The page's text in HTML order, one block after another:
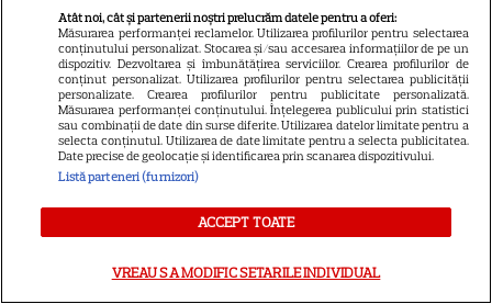
mariaj! S-a ales praful de
cuplul de aur din industria de
entertaining
Anunțul momentului! A vrut
să se știe de la ea! Elena Udrea
și Adrian Alexandrov, după 10
ani de relație și un copil rupt
din soare au...
Atât noi, cât și partenerii noștri prelucrăm datele pentru a oferi:
Măsurarea performanței reclamelor. Utilizarea profilurilor pentru selectarea
conținutului personalizat. Stocarea și/sau accesarea informațiilor de pe un
dispozitiv. Dezvoltarea și îmbunătățirea serviciilor. Crearea profilurilor de
conținut personalizat. Utilizarea profilurilor pentru selectarea publicității
personalizate. Crearea profilurilor pentru publicitate personalizată.
Măsurarea performanței conținutului. Înțelegerea publicului prin statistici
sau combinații de date din surse diferite. Utilizarea datelor limitate pentru a
selecta conținutul. Utilizarea de date limitate pentru a selecta publicitatea.
Date precise de geolocație și identificarea prin scanarea dispozitivului.
Listă parteneri (furnizori)
ACCEPT TOATE
VREAU SA MODIFIC SETARILE INDIVIDUAL